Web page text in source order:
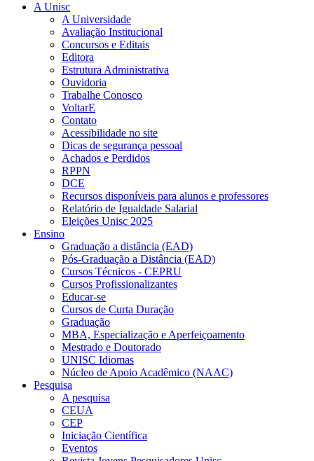
A Unisc
A Universidade
Avaliação Institucional
Concursos e Editais
Editora
Estrutura Administrativa
Ouvidoria
Trabalhe Conosco
VoltarE
Contato
Acessibilidade no site
Dicas de segurança pessoal
Achados e Perdidos
RPPN
DCE
Recursos disponíveis para alunos e professores
Relatório de Igualdade Salarial
Eleições Unisc 2025
Ensino
Graduação a distância (EAD)
Pós-Graduação a Distância (EAD)
Cursos Técnicos - CEPRU
Cursos Profissionalizantes
Educar-se
Cursos de Curta Duração
Graduação
MBA, Especialização e Aperfeiçoamento
Mestrado e Doutorado
UNISC Idiomas
Núcleo de Apoio Acadêmico (NAAC)
Pesquisa
A pesquisa
CEUA
CEP
Iniciação Científica
Eventos